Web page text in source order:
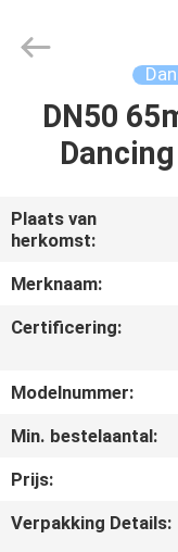
HUIS
ONGEVEER
ONS
CONTACTEER
ONS
water
co,.ltd.
Reserved.DN50
Plaats van
herkomst:
Merknaam:
Certificering:
Modelnummer:
Min. bestelaantal:
Prijs:
Verpakking Details: